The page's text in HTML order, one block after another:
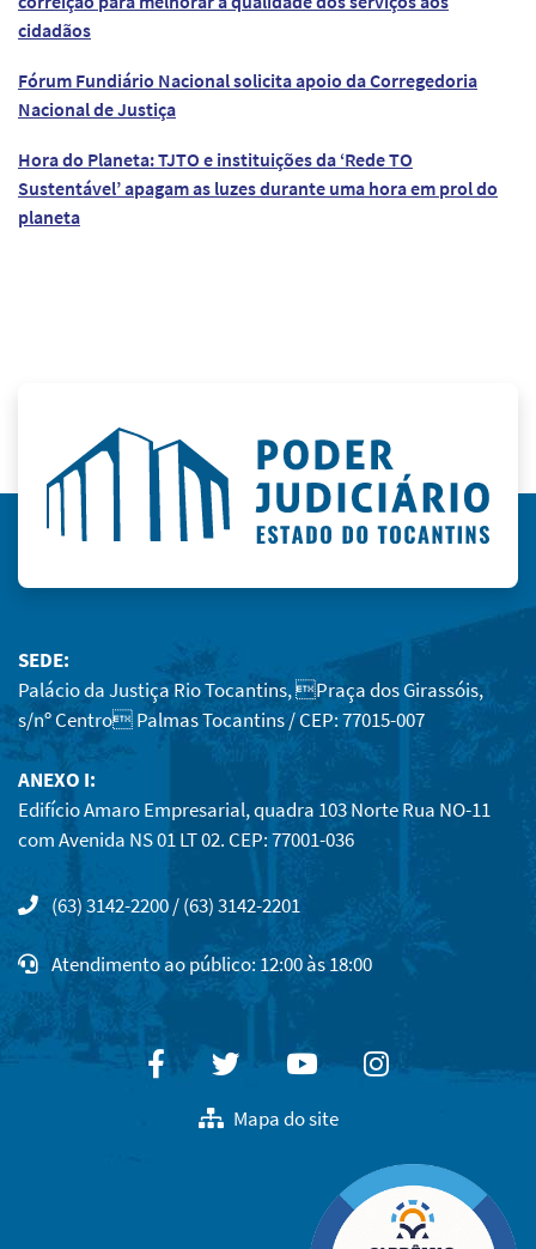
cidadãos
Fórum Fundiário Nacional solicita apoio da Corregedoria
Nacional de Justiça
Hora do Planeta: TJTO e instituições da ‘Rede TO
Sustentável’ apagam as luzes durante uma hora em prol do
planeta
SEDE:
Palácio da Justiça Rio Tocantins, Praça dos Girassóis,
s/nº Centro Palmas Tocantins / CEP: 77015-007
ANEXO I:
Edifício Amaro Empresarial, quadra 103 Norte Rua NO-11
com Avenida NS 01 LT 02. CEP: 77001-036
(63) 3142-2200 / (63) 3142-2201
Atendimento ao público: 12:00 às 18:00
FacebookTwitterYoutubeInstagram
Mapa do site